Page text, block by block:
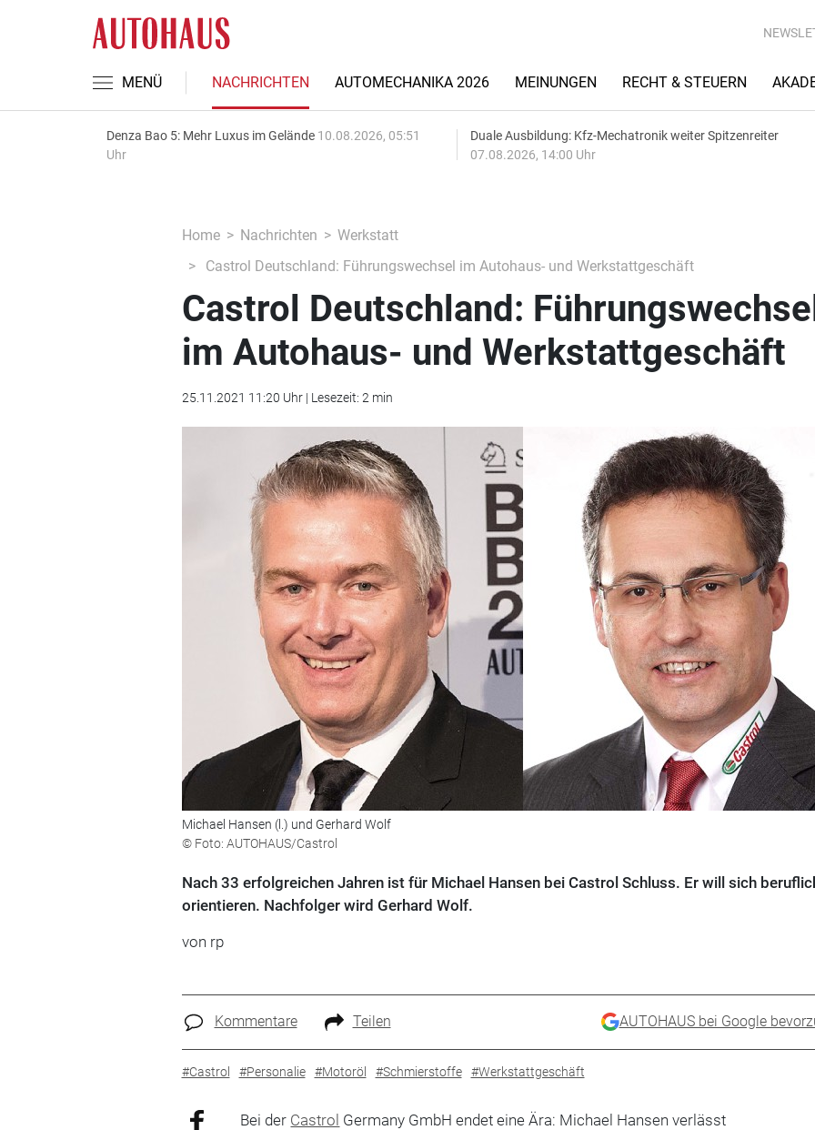
MENÜ NACHRICHTEN AUTOMECHANIKA 2026 MEINUNGEN RECHT & STEUERN
Denza Bao 5: Mehr Luxus im Gelände 10.08.2026, 05:51
Uhr
Duale Ausbildung: Kfz-Mechatronik weiter Spitzenreiter
07.08.2026, 14:00 Uhr
Home Nachrichten
Werkstatt
Castrol Deutschland: Führungswechsel im Autohaus- und Werkstattgeschäft
Castrol Deutschland:
im Autohaus- und Werkstattgeschäft
25.11.2021 11:20 Uhr | Lesezeit: 2 min
Michael Hansen (l.) und Gerhard Wolf
© Foto: AUTOHAUS/Castrol
Nach 33 erfolgreichen Jahren ist für Michael Hansen bei Castrol Schluss. Er will sich
orientieren. Nachfolger wird Gerhard Wolf.
von rp
Kommentare Teilen AUTOHAUS bei Google
#Castrol #Personalie #Motoröl #Schmierstoffe #Werkstattgeschäft
Bei der Castrol Germany GmbH endet eine Ära: Michael Hansen verlässt